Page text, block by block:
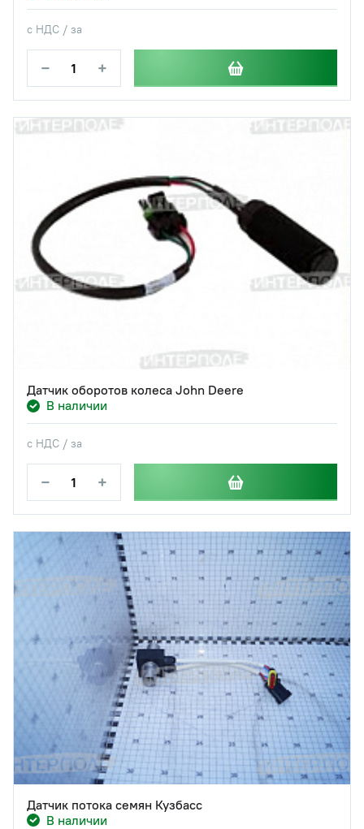
с НДС / за
− +
Датчик оборотов колеса John Deere
В наличии
с НДС / за
− +
Датчик потока семян Кузбасс
В наличии